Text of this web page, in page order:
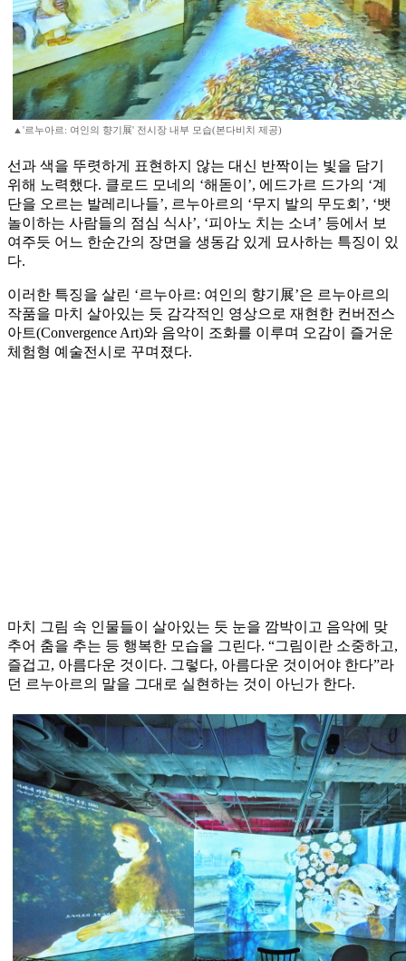
▲'르누아르: 여인의 향기展' 전시장 내부 모습(본다비치 제공)
선과 색을 뚜렷하게 표현하지 않는 대신 반짝이는 빛을 담기
위해 노력했다. 클로드 모네의 ‘해돋이’, 에드가르 드가의 ‘계
단을 오르는 발레리나들’, 르누아르의 ‘무지 발의 무도회’, ‘뱃
놀이하는 사람들의 점심 식사’, ‘피아노 치는 소녀’ 등에서 보
여주듯 어느 한순간의 장면을 생동감 있게 묘사하는 특징이 있
다.
이러한 특징을 살린 ‘르누아르: 여인의 향기展’은 르누아르의
작품을 마치 살아있는 듯 감각적인 영상으로 재현한 컨버전스
아트(Convergence Art)와 음악이 조화를 이루며 오감이 즐거운
체험형 예술전시로 꾸며졌다.
마치 그림 속 인물들이 살아있는 듯 눈을 깜박이고 음악에 맞
추어 춤을 추는 등 행복한 모습을 그린다. “그림이란 소중하고,
즐겁고, 아름다운 것이다. 그렇다, 아름다운 것이어야 한다”라
던 르누아르의 말을 그대로 실현하는 것이 아닌가 한다.